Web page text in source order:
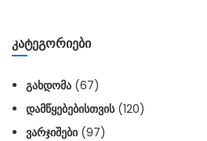
ᲙᲐᲢᲔᲒᲝᲠᲘᲔᲑᲘ
ᲒᲐᲮᲓᲝᲛᲐ (67)
ᲓᲐᲛᲬᲧᲔᲑᲔᲑᲘᲡᲗᲕᲘᲡ(120)
ᲕᲐᲠᲯᲘᲨᲔᲑᲘ (97)